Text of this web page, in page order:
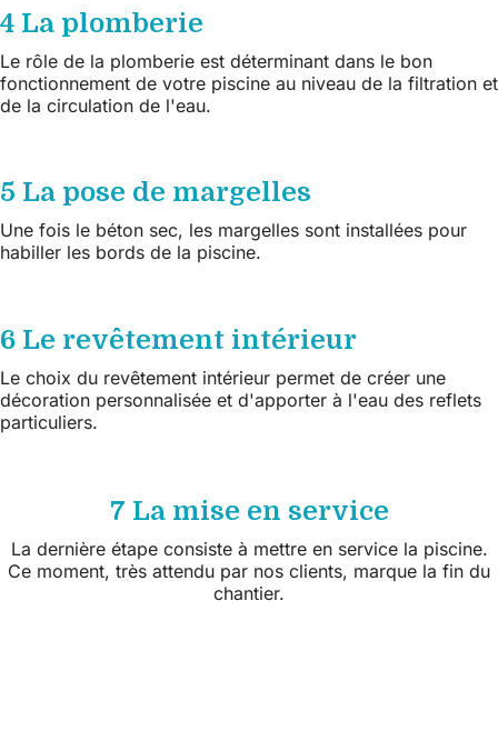
4 La plomberie
Le rôle de la plomberie est déterminant dans le bon
fonctionnement de votre piscine au niveau de la filtration et
de la circulation de l'eau.
5 La pose de margelles
Une fois le béton sec, les margelles sont installées pour
habiller les bords de la piscine.
6 Le revêtement intérieur
Le choix du revêtement intérieur permet de créer une
décoration personnalisée et d'apporter à l'eau des reflets
particuliers.
7 La mise en service
La dernière étape consiste à mettre en service la piscine.
Ce moment, très attendu par nos clients, marque la fin du
chantier.